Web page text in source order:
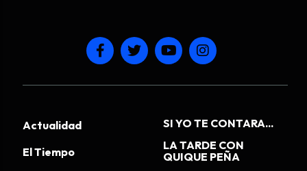
Actualidad
El Tiempo
SI YO TE CONTARA...
LA TARDE CON
QUIQUE PEÑA